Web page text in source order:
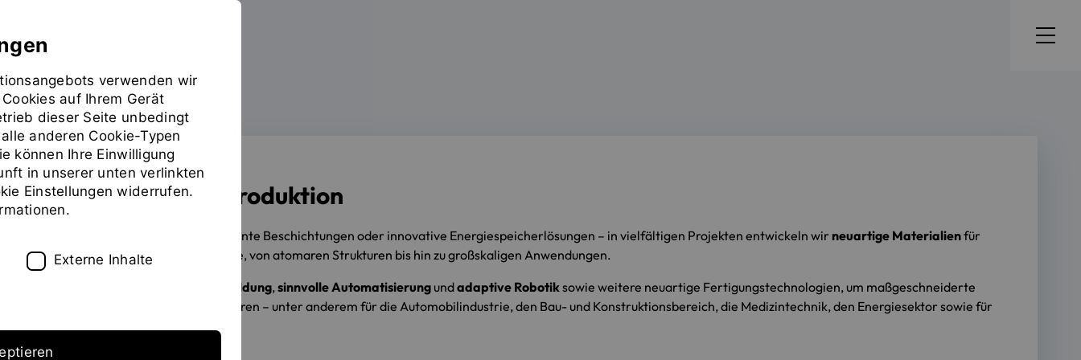
Sie
befinden
sich
auf
der
Seite
"Materialien
Produktion"
Forschen Für Forschende
Materialien und Produktion
Ob hochpräzise Sensoren, intelligente Beschichtungen oder innovative Energiespeicherlösungen – in vielfältigen Projekten entwickeln wir neuartige Materialienfür
unterschiedlichste Einsatzbereiche, von atomaren Strukturen bis hin zu großskaligen Anwendungen.
digitale Abbildung,sinnvolle Automatisierung undadaptive Robotiksowie weitere neuartige Fertigungstechnologien, um maßgeschneiderte
Bauteile und Werkstoffe zu realisieren – unter anderem für die Automobilindustrie, den Bau- und Konstruktionsbereich, die Medizintechnik, den Energiesektor sowie für
verwenden wir
auf Ihrem Gerät
dieser Seite unbedingt
anderen Cookie-Typen
können Ihre Einwilligung
in unserer unten verlinkten
Einstellungen widerrufen.
Externe Inhalte